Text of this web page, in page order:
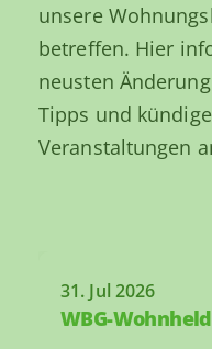
unsere
betreffen. Hier
neusten
Tipps und
Veranstaltungen
03. Aug 2026
Das neue
31. Jul 2026
WBG-